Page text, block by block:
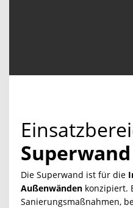
Superwand
Die Superwand ist für die
Außenwändenkonzipiert.
Sanierungsmaßnahmen,